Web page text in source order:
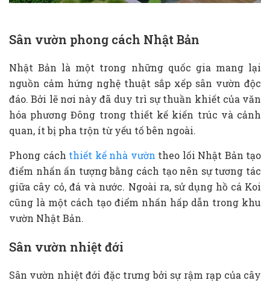
Sân vườn phong cách Nhật Bản
Nhật Bản là một trong những quốc gia mang lại
nguồn cảm hứng nghệ thuật sắp xếp sân vườn độc
đáo. Bởi lẽ nơi này đã duy trì sự thuần khiết của văn
hóa phương Đông trong thiết kế kiến trúc và cảnh
quan, ít bị pha trộn từ yếu tố bên ngoài.
Phong cách thiết kế nhà vườn theo lối Nhật Bản tạo
điểm nhấn ấn tượng bằng cách tạo nên sự tương tác
giữa cây cỏ, đá và nước. Ngoài ra, sử dụng hồ cá Koi
cũng là một cách tạo điểm nhấn hấp dẫn trong khu
vườn Nhật Bản.
Sân vườn nhiệt đới
Sân vườn nhiệt đới đặc trưng bởi sự rậm rạp của cây